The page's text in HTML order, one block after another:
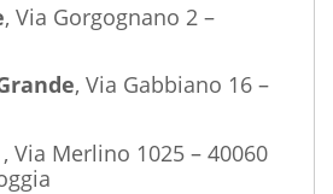
, Via Gorgognano 2 –
, Via Gabbiano 16 –
, Via Merlino 1025 – 40060